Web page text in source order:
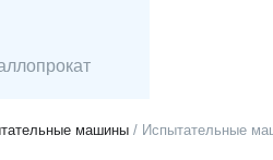
машины / Испытательные